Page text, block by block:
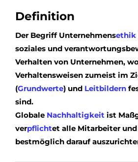
Definition
Der Begriff Unternehmensethik
soziales und
Verhalten von Unternehmen,
Verhaltensweisen zumeist im
(Grundwerte) und Leitbildern
sind.
Globale Nachhaltigkeit ist
verpflichtet alle Mitarbeiter
bestmöglich darauf